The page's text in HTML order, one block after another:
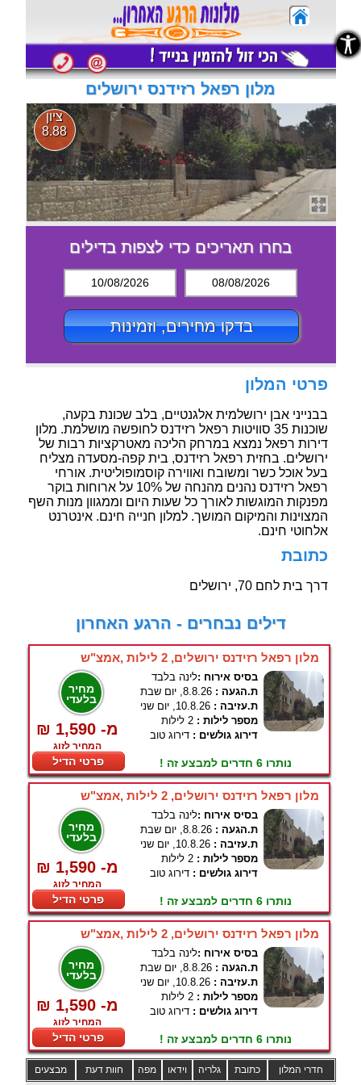
מלון רפאל רזידנס ירושלים
ציון
8.88
בחרו תאריכים כדי לצפות בדילים
10/08/2026 08/08/2026
בדקו מחירים, וזמינות
פרטי המלון
בבנייני אבן ירושלמית אלגנטיים, בלב שכונת בקעה,
שוכנות 35 סוויטות רפאל רזידנס לחופשה מושלמת. מלון
דירות רפאל נמצא במרחק הליכה מאטרקציות רבות של
ירושלים. בחזית רפאל רזידנס, בית קפה-מסעדה מצליח
בעל אוכל כשר ומשובח ואווירה קוסמופוליטית. אורחי
רפאל רזידנס נהנים מהנחה של 10% על ארוחות בוקר
מפנקות המוגשות לאורך כל שעות היום וממגוון מנות השף
המצוינות והמיקום המושך. למלון חנייה חינם. אינטרנט
אלחוטי חינם.
כתובת
דרך בית לחם 70, ירושלים
דילים נבחרים - הרגע האחרון
מלון רפאל רזידנס ירושלים, 2 לילות ,אמצ"ש
מחיר
בלעדי
₪ 1,590 -מ
המחיר לזוג
פרטי הדיל
בסיס אירוח :לינה בלבד
ת.הגעה : 8.8.26, יום שבת
ת.עזיבה : 10.8.26, יום שני
מספר לילות : 2 לילות
דירוג גולשים : דירוג טוב
נותרו 6 חדרים למבצע זה !
מלון רפאל רזידנס ירושלים, 2 לילות ,אמצ"ש
מחיר
בלעדי
₪ 1,590 -מ
המחיר לזוג
פרטי הדיל
בסיס אירוח :לינה בלבד
ת.הגעה : 8.8.26, יום שבת
ת.עזיבה : 10.8.26, יום שני
מספר לילות : 2 לילות
דירוג גולשים : דירוג טוב
נותרו 6 חדרים למבצע זה !
מלון רפאל רזידנס ירושלים, 2 לילות ,אמצ"ש
מחיר
בלעדי
₪ 1,590 -מ
המחיר לזוג
פרטי הדיל
בסיס אירוח :לינה בלבד
ת.הגעה : 8.8.26, יום שבת
ת.עזיבה : 10.8.26, יום שני
מספר לילות : 2 לילות
דירוג גולשים : דירוג טוב
נותרו 6 חדרים למבצע זה !
מבצעים חוות דעת מפה וידאו גלריה כתובת חדרי המלון
נגישות
נגישות